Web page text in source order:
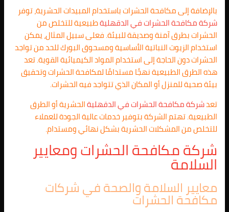
بالإضافة إلى مكافحة الحشرات باستخدام المبيدات الحشرية، توفر
شركة مكافحة الحشرات فيالدقهليةطبيعية للتخلص من
الحشرات بطرق آمنة وصديقة للبيئة. فعلى سبيل المثال، يمكن
استخدام الزيوت النباتية الأساسية ومسحوق البورك للحد من تواجد
الحشرات دون الحاجة إلى استخدام المواد الكيميائية القوية. تعد
هذه الطرق الطبيعية نهجًا مستدامًا لمكافحة الحشرات وتحقيق
بيئة صحية للمنزل أو المكان الذي تتواجد فيه الحشرات.
تعدشركة مكافحة الحشرات فيالدقهليةالحشرية أو الطرق
الطبيعية. تهتم الشركة بتوفير خدمات عالية الجودة للعملاء
للتخلص من المشكلات الحشرية بشكل نهائي ومستدام.
شركة مكافحة الحشرات ومعايير
السلامة
معايير السلامة والصحة في شركات
مكافحة الحشرات